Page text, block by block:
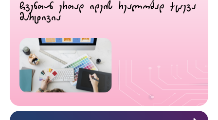
ჩვენთან ერთად იდეის რეალობად ქცევა
მარტივია